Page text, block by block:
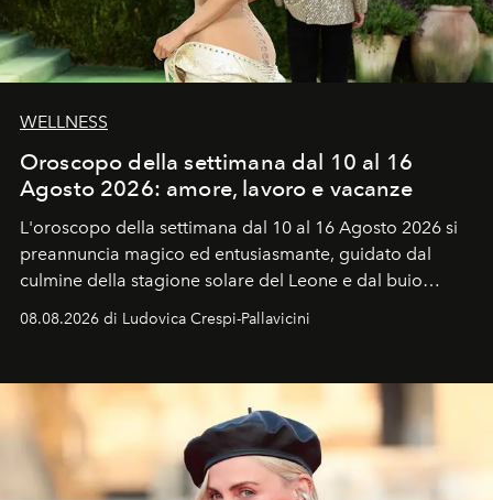
WELLNESS
Oroscopo della settimana dal 10 al 16
Agosto 2026: amore, lavoro e vacanze
L'oroscopo della settimana dal 10 al 16 Agosto 2026 si
preannuncia magico ed entusiasmante, guidato dal
culmine della stagione solare del Leone e dal buio
ideale per la notte delle Perseidi.
08.08.2026 di Ludovica Crespi-Pallavicini